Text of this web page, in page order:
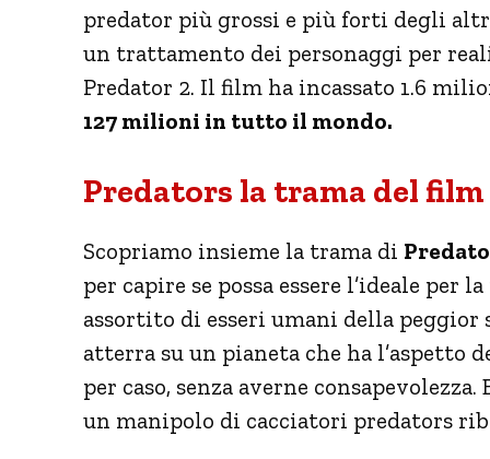
predator più grossi e più forti degli
un trattamento dei personaggi per
Predator 2. Il film ha incassato 1.6
127 milioni in tutto il mondo.
Predators la trama del film
Scopriamo insieme la trama di
per capire se possa essere l’ideale
assortito di esseri umani della peggior
atterra su un pianeta che ha
per caso, senza averne
un manipolo di cacciatori predators